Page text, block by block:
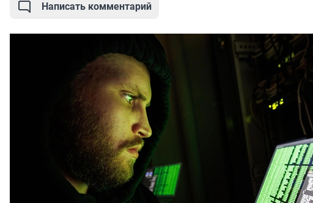
Написать комментарий